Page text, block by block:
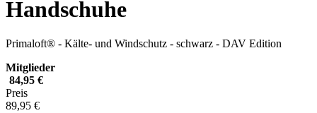
Handschuhe
Primaloft® - Kälte- und Windschutz - schwarz - DAV Edition
Mitglieder
84,95 €
Preis
89,95 €